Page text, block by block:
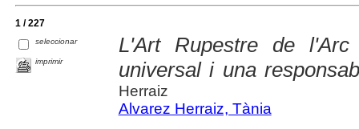
1 / 227
seleccionar
imprimir
L'Art Rupestre de
universal i una
Herraiz
Alvarez Herraiz, Tània